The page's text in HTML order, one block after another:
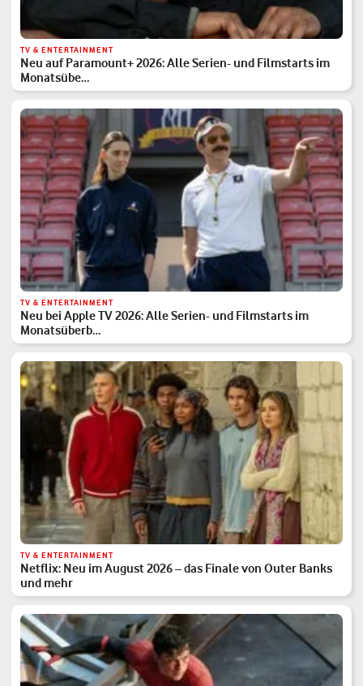
TV & ENTERTAINMENT
Neu auf Paramount+ 2026: Alle Serien- und Filmstarts im
Monatsübe…
TV & ENTERTAINMENT
Neu bei Apple TV 2026: Alle Serien- und Filmstarts im
Monatsüberb…
TV & ENTERTAINMENT
Netflix: Neu im August 2026 – das Finale von Outer Banks
und mehr